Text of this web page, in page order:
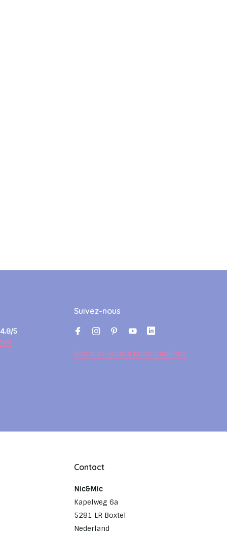
4.8/5
Suivez-nous
Abonnez-vous à notre infolettre
Contact
Nic&Mic
Kapelweg 6a
5281 LR Boxtel
Nederland